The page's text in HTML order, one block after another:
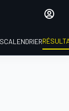
CALENDRIER